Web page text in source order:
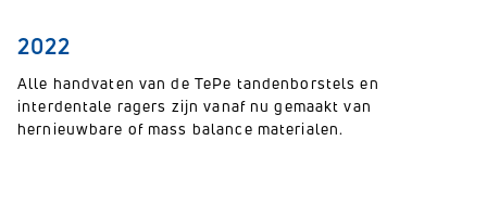
2022
Alle handvaten van de TePe tandenborstels en
interdentale ragers zijn vanaf nu gemaakt van
hernieuwbare of mass balance materialen.